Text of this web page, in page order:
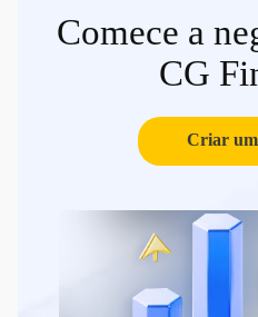
Comece a
CG
Criar